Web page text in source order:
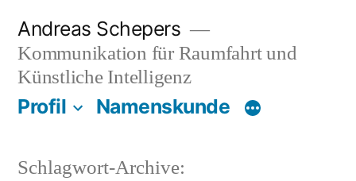
Inhalt
springen
Andreas Schepers
Kommunikation für Raumfahrt und
Künstliche Intelligenz
Profil Namenskunde
Schlagwort-Archive: